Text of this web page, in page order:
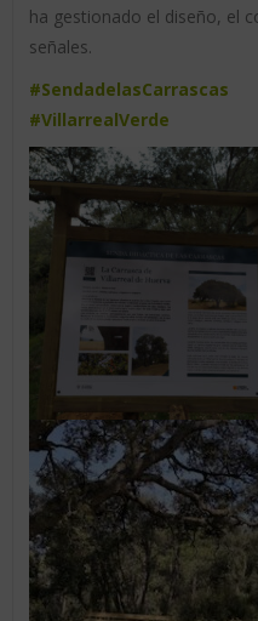
ha gestionado el diseño, el
señales.
#SendadelasCarrascas
#VillarrealVerde